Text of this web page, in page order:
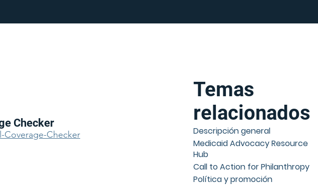
Temas
relacionados
Descripción general
Medicaid Advocacy Resource
Hub
Call to Action for Philanthropy
Política y promoción
Checker
Checker